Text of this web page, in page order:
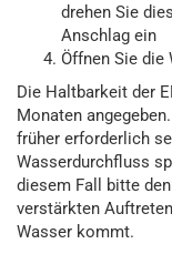
drehen Sie
Anschlag ein
Öffnen Sie die
Die Haltbarkeit der
Monaten
früher erforderlich
Wasserdurchfluss
diesem Fall bitte
verstärkten
Wasser kommt.